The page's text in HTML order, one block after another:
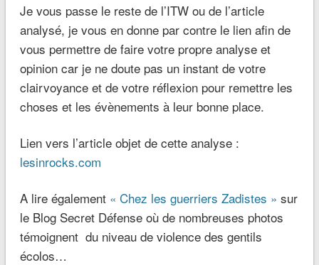
Je vous passe le reste de l’ITW ou de l’article
analysé, je vous en donne par contre le lien afin de
vous permettre de faire votre propre analyse et
opinion car je ne doute pas un instant de votre
clairvoyance et de votre réflexion pour remettre les
choses et les évènements à leur bonne place.
Lien vers l’article objet de cette analyse :
lesinrocks.com
A lire également « Chez les guerriers Zadistes » sur
le Blog Secret Défense où de nombreuses photos
témoignent du niveau de violence des gentils
écolos…